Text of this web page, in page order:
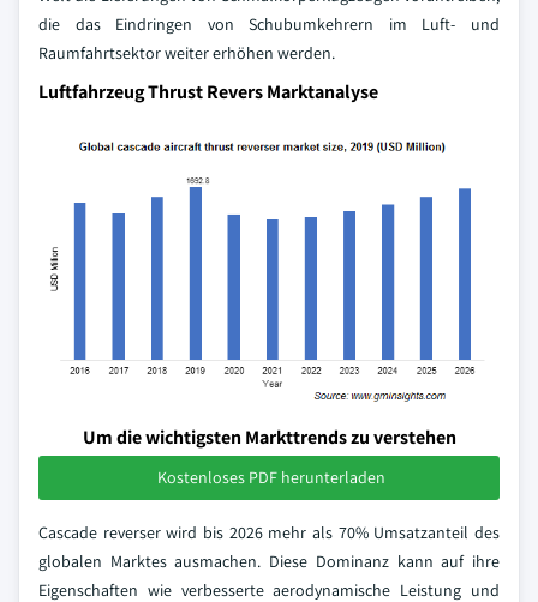
die das Eindringen von Schubumkehrern im Luft- und
Raumfahrtsektor weiter erhöhen werden.
Luftfahrzeug Thrust Revers Marktanalyse
Um die wichtigsten Markttrends zu verstehen
Kostenloses PDF herunterladen
Cascade reverser wird bis 2026 mehr als 70% Umsatzanteil des
globalen Marktes ausmachen. Diese Dominanz kann auf ihre
Eigenschaften wie verbesserte aerodynamische Leistung und